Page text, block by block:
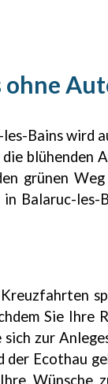
Bains wird
grünen
Balaruc-les-
Sie
zur
Ecothau
Wünsche